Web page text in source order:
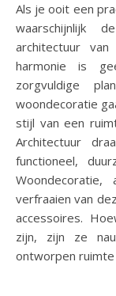
Als je ooit een prachtig ontworpen huis hebt gezien, heb je
waarschijnlijk
architectuur
harmonie is
zorgvuldige
woondecoratie
stijl van een
Architectuur
functioneel,
verfraaien van
accessoires.
zijn, zijn ze
ontworpen